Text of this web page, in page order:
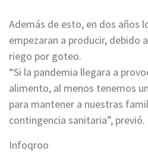
Además de esto, en dos años
empezaran a producir, debido
riego por goteo.
“Si la pandemia llegara a
alimento, al menos tenemos
para mantener a nuestras
contingencia sanitaria”, previó.
Infoqroo